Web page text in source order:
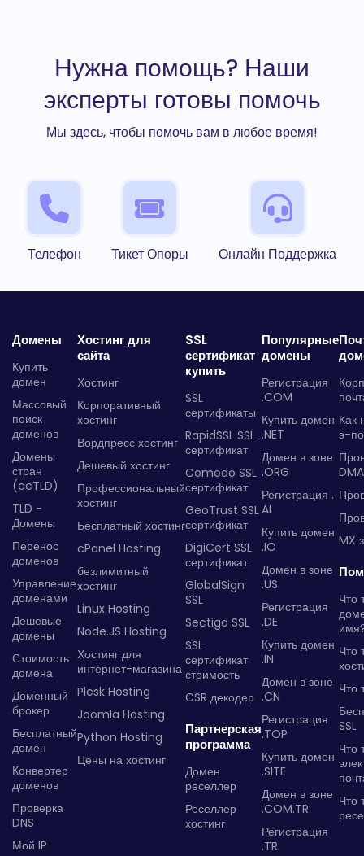
Нужна помощь? Наши
эксперты готовы помочь
Мы здесь, чтобы помочь вам в любое время!
Телефон Тикет Опоры Онлайн Поддержка
Домены
Купить
домен
Массовый
поиск
доменов
Домены
стран
(ccTLD)
TLD -
Домены
Перенос
доменов
Управление
доменами
Дешевые
домены
Стоимость
домена
Доменный
брокер
Бесплатный
домен
Конвертер
доменов
Проверка
DNS
Мой IP
Хостинг для
сайта
Хостинг
Корпоративный
хостинг
Вордпресс хостинг
Дешевый хостинг
Профессиональный
хостинг
Бесплатный хостинг
cPanel Hosting
безлимитный
хостинг
Linux Hosting
Node.JS Hosting
Хостинг для
интернет-магазина
Plesk Hosting
Joomla Hosting
Python Hosting
Цены на хостинг
SSL
сертификат
купить
SSL
сертификаты
RapidSSL SSL
сертификат
Comodo SSL
сертификат
GeoTrust SSL
сертификат
DigiCert SSL
сертификат
GlobalSign
SSL
Sectigo SSL
SSL
сертификат
стоимость
CSR декодер
Партнерская
программа
Домен
реселлер
Реселлер
хостинг
Популярные
домены
Регистрация
.COM
Купить домен
.NET
Домен в зоне
.ORG
Регистрация .
AI
Купить домен
.IO
Домен в зоне
.US
Регистрация
.DE
Купить домен
.IN
Домен в зоне
.CN
Регистрация
.TOP
Купить домен
.SITE
Домен в зоне
.COM.TR
Регистрация
.TR
Как
э-
MX
Что
Что
Что
SSL
Что
Что